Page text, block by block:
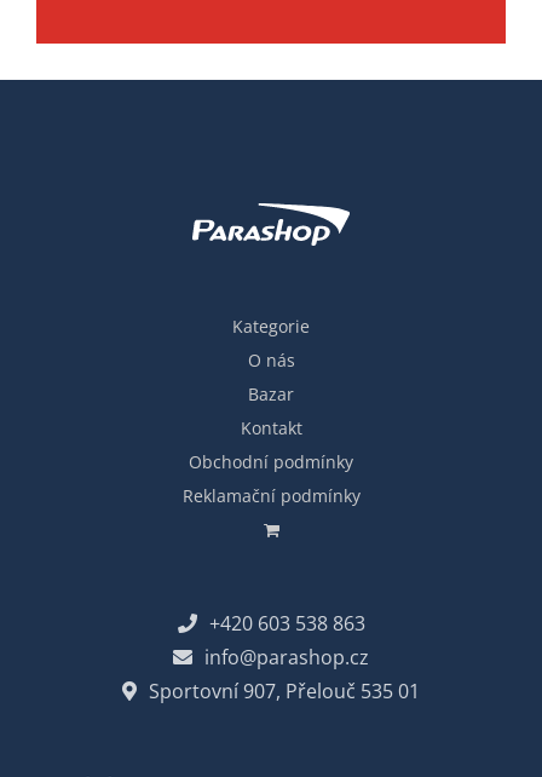
Kategorie
O nás
Bazar
Kontakt
Obchodní podmínky
Reklamační podmínky
+420 603 538 863
info@parashop.cz
Sportovní 907, Přelouč 535 01